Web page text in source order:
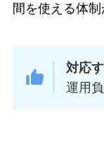
間を使える体制
対応
運用